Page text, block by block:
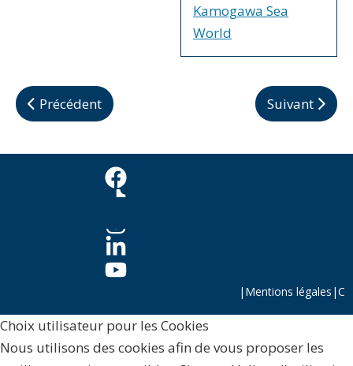
Kamogawa Sea
World
Article précédent : Lovey
Précédent Article
Suivant
| Mentions légales |C
Choix utilisateur pour les Cookies
Nous utilisons des cookies afin de vous proposer les